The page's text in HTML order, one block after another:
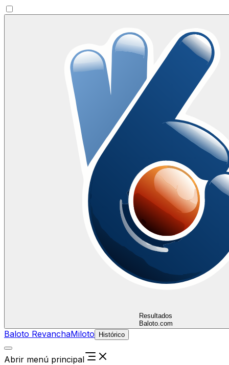
Resultados
Baloto.com
Baloto RevanchaMiloto Histórico
Abrir menú principal